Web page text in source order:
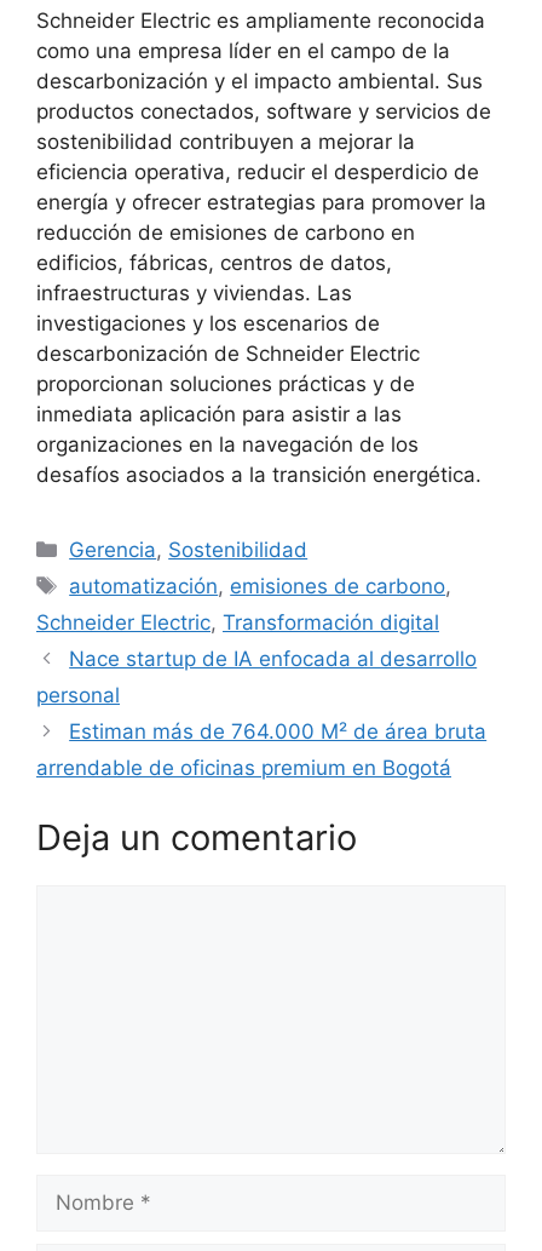
Schneider Electric es ampliamente reconocida
como una empresa líder en el campo de la
descarbonización y el impacto ambiental. Sus
productos conectados, software y servicios de
sostenibilidad contribuyen a mejorar la
eficiencia operativa, reducir el desperdicio de
energía y ofrecer estrategias para promover la
reducción de emisiones de carbono en
edificios, fábricas, centros de datos,
infraestructuras y viviendas. Las
investigaciones y los escenarios de
descarbonización de Schneider Electric
proporcionan soluciones prácticas y de
inmediata aplicación para asistir a las
organizaciones en la navegación de los
desafíos asociados a la transición energética.
Categorías
Gerencia, Sostenibilidad
Etiquetas
automatización, emisiones de carbono,
Schneider Electric, Transformación digital
Nace startup de IA enfocada al desarrollo
personal
Estiman más de 764.000 M² de área bruta
arrendable de oficinas premium en Bogotá
Deja un comentario